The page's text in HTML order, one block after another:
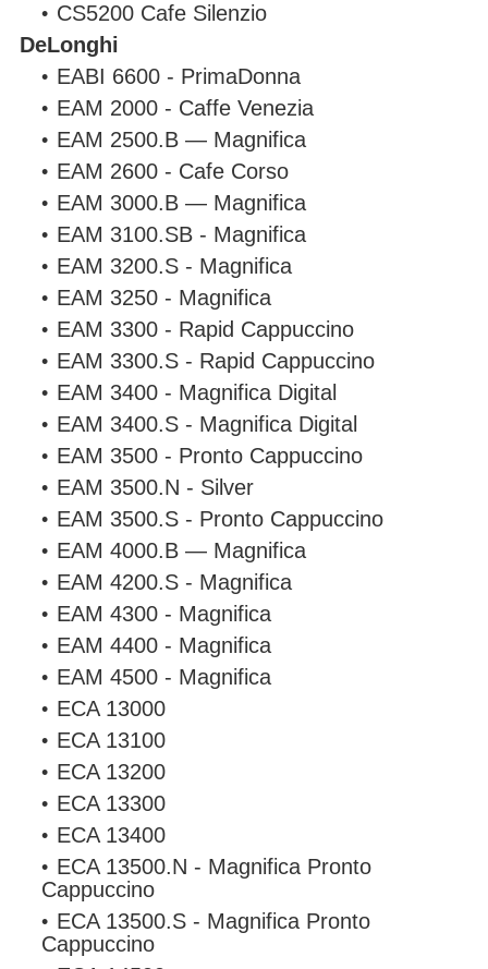
CS5200 Cafe Silenzio
DeLonghi
EABI 6600 - PrimaDonna
EAM 2000 - Caffe Venezia
EAM 2500.B — Magnifica
EAM 2600 - Cafe Corso
EAM 3000.B — Magnifica
EAM 3100.SB - Magnifica
EAM 3200.S - Magnifica
EAM 3250 - Magnifica
EAM 3300 - Rapid Cappuccino
EAM 3300.S - Rapid Cappuccino
EAM 3400 - Magnifica Digital
EAM 3400.S - Magnifica Digital
EAM 3500 - Pronto Cappuccino
EAM 3500.N - Silver
EAM 3500.S - Pronto Cappuccino
EAM 4000.B — Magnifica
EAM 4200.S - Magnifica
EAM 4300 - Magnifica
EAM 4400 - Magnifica
EAM 4500 - Magnifica
ECA 13000
ECA 13100
ECA 13200
ECA 13300
ECA 13400
ECA 13500.N - Magnifica Pronto
Cappuccino
ECA 13500.S - Magnifica Pronto
Cappuccino